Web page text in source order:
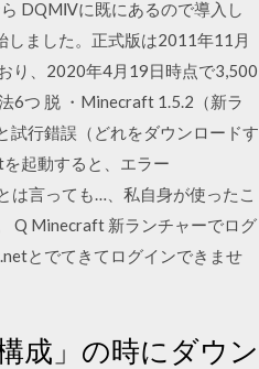
DQMⅣに既にあるので導入し
ました。正式版は2011年11月
り、2020年4月19日時点で3,500
6つ 脱 ・Minecraft 1.5.2（新ラ
試行錯誤（どれをダウンロードす
起動すると、エラー
は言っても…、私自身が使ったこ
Q Minecraft 新ランチャーでログ
とでてきてログインできませ
成」の時にダウン